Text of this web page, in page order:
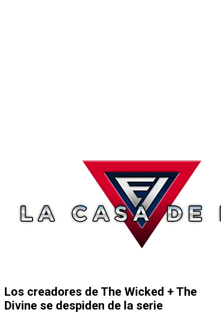
Los creadores de The Wicked + The
Divine se despiden de la serie